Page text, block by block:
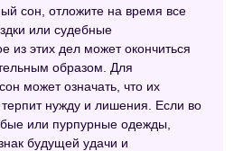
сон, отложите на время все
или судебные
из этих дел может окончиться
образом. Для
может означать, что их
терпит нужду и лишения. Если во
или пурпурные одежды,
будущей удачи и